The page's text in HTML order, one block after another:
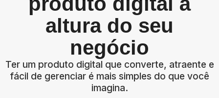
altura do seu
negócio
Ter um produto digital que converte, atraente e
fácil de gerenciar é mais simples do que você
imagina.